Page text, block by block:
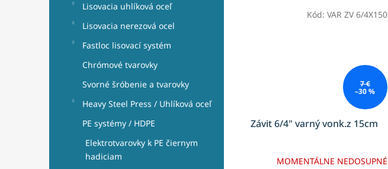
Lisovacia uhlíková oceľ
Lisovacia nerezová ocel
Fastloc lisovací systém
Chrómové tvarovky
Svorné šróbenie a tvarovky
Heavy Steel Press / Uhlíková oceľ
PE systémy / HDPE
Elektrotvarovky k PE čiernym
hadiciam
7 €
–30 %
Závit 6/4" varný vonk.z 15cm
MOMENTÁLNE NEDOSUPNÉ
Kód: VAR ZV 6/4X150